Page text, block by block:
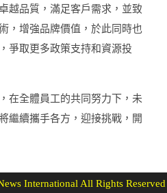
越品質，滿足客戶需求，並致
，增強品牌價值，於此同時也
爭取更多政策支持和資源投
在全體員工的共同努力下，未
繼續攜手各方，迎接挑戰，開
International All Rights Reserved